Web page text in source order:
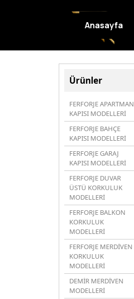
Ürünler
FERFORJE APARTMAN
KAPISI MODELLERİ
FERFORJE BAHÇE
KAPISI MODELLERİ
FERFORJE GARAJ
KAPISI MODELLERİ
FERFORJE DUVAR
ÜSTÜ KORKULUK
MODELLERİ
FERFORJE BALKON
KORKULUK
MODELLERİ
FERFORJE MERDİVEN
KORKULUK
MODELLERİ
DEMİR MERDİVEN
MODELLERİ
Anasayfa